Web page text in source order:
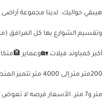
هيبقي حواليك. لدينا مجموعة
وتقسيم الشوارع بها كل المرافق
أكبر كمباوند فيلات 🏡وعماير
متر و7 متر. الأسعار فرصه لا